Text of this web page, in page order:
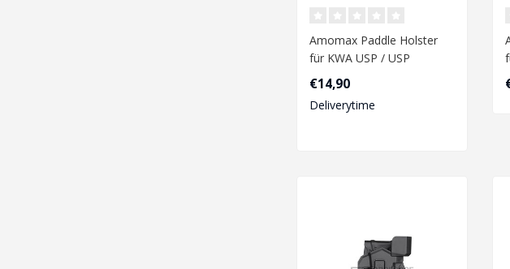
Amomax Paddle Holster
für KWA USP / USP
Compact - Black
€14,90
Deliverytime